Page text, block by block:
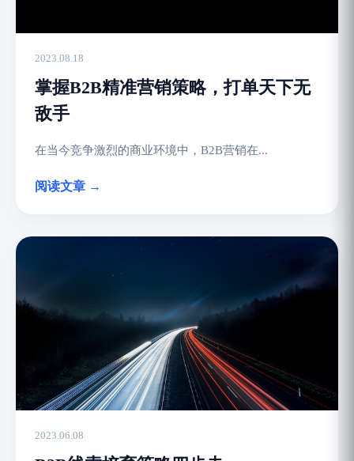
2023.08.18
掌握B2B精准营销策略，打单天下无
敌手
在当今竞争激烈的商业环境中，B2B营销在...
阅读文章 →
2023.06.08